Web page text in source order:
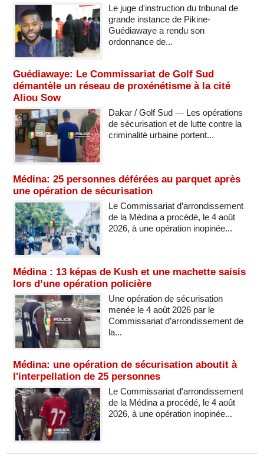
Le juge d'instruction du tribunal de
grande instance de Pikine-
Guédiawaye a rendu son
ordonnance de...
Guédiawaye: Le Commissariat de Golf Sud
démantèle un réseau de proxénétisme à la cité
Aliou Sow
Dakar / Golf Sud — Les opérations
de sécurisation et de lutte contre la
criminalité urbaine portent...
Médina: 25 personnes déférées au parquet après
une opération de sécurisation
Le Commissariat d’arrondissement
de la Médina a procédé, le 4 août
2026, à une opération inopinée...
Médina : 13 képas de Kush et une machette saisis
lors d’une opération policière
Une opération de sécurisation
menée le 4 août 2026 par le
Commissariat d’arrondissement de
la...
Médina: une opération de sécurisation aboutit à
l'interpellation de 25 personnes
Le Commissariat d'arrondissement
de la Médina a procédé, le 4 août
2026, à une opération inopinée...